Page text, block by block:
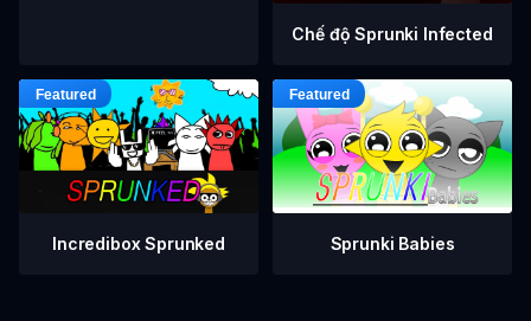
Chế độ Sprunki Infected
Incredibox Sprunked Sprunki Babies